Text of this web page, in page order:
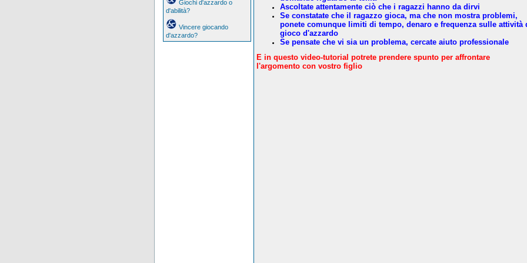
Giochi d'azzardo o
d'abilità?
Vincere giocando
d'azzardo?
Ascoltate attentamente ciò che i ragazzi hanno da dirvi
Se constatate che il ragazzo gioca, ma che non mostra problemi,
ponete comunque limiti di tempo, denaro e frequenza sulle attività
gioco d'azzardo
Se pensate che vi sia un problema, cercate aiuto professionale
E in questo video-tutorial potrete prendere spunto per affrontare
l'argomento con vostro figlio